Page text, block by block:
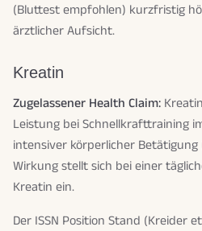
(Bluttest empfohlen) kurzfristig
ärztlicher Aufsicht.
Kreatin
Zugelassener Health Claim:
Leistung bei Schnellkrafttraining
intensiver körperlicher Betätigung
Wirkung stellt sich bei einer
Kreatin ein.
Der ISSN Position Stand (Kreider